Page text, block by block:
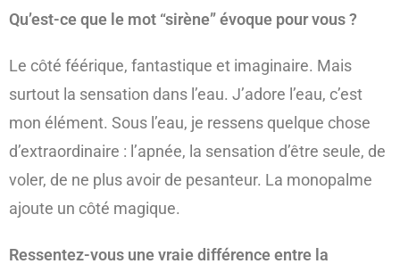
Qu’est-ce que le mot “sirène” évoque pour vous ?
Le côté féérique, fantastique et imaginaire. Mais
surtout la sensation dans l’eau. J’adore l’eau, c’est
mon élément. Sous l’eau, je ressens quelque chose
d’extraordinaire : l’apnée, la sensation d’être seule, de
voler, de ne plus avoir de pesanteur. La monopalme
ajoute un côté magique.
Ressentez-vous une vraie différence entre la